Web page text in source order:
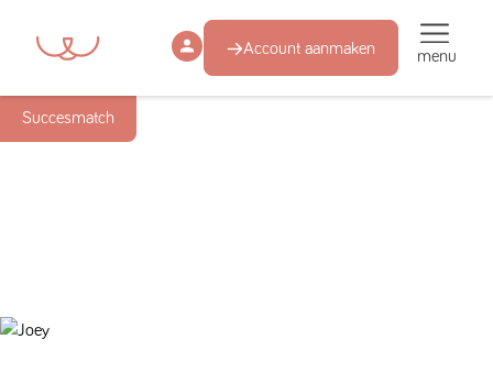
Account aanmaken menu
Succesmatch